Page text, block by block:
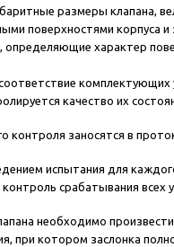
размеры клапана,
поверхностями корпуса и
определяющие характер
комплектующих
качество их
контроля заносятся в
испытания для
срабатывания всех
необходимо
при котором заслонка